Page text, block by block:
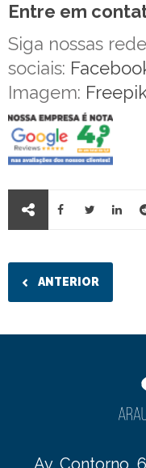
Entre em
Siga nossas
sociais:
Imagem:
ANTERIOR
Av. Contorno,